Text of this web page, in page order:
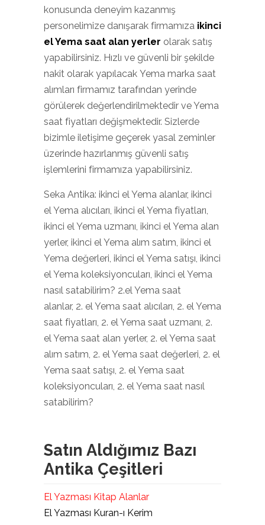
konusunda deneyim kazanmış
personelimize danışarak firmamıza ikinci
el Yema saat alan yerler olarak satış
yapabilirsiniz. Hızlı ve güvenli bir şekilde
nakit olarak yapılacak Yema marka saat
alımları firmamız tarafından yerinde
görülerek değerlendirilmektedir ve Yema
saat fiyatları değişmektedir. Sizlerde
bizimle iletişime geçerek yasal zeminler
üzerinde hazırlanmış güvenli satış
işlemlerini firmamıza yapabilirsiniz.
Seka Antika: ikinci el Yema alanlar, ikinci
el Yema alıcıları, ikinci el Yema fiyatları,
ikinci el Yema uzmanı, ikinci el Yema alan
yerler, ikinci el Yema alım satım, ikinci el
Yema değerleri, ikinci el Yema satışı, ikinci
el Yema koleksiyoncuları, ikinci el Yema
nasıl satabilirim? 2.el Yema saat
alanlar, 2. el Yema saat alıcıları, 2. el Yema
saat fiyatları, 2. el Yema saat uzmanı, 2.
el Yema saat alan yerler, 2. el Yema saat
alım satım, 2. el Yema saat değerleri, 2. el
Yema saat satışı, 2. el Yema saat
koleksiyoncuları, 2. el Yema saat nasıl
satabilirim?
Satın Aldığımız Bazı
Antika Çeşitleri
El Yazması Kitap Alanlar
El Yazması Kuran-ı Kerim